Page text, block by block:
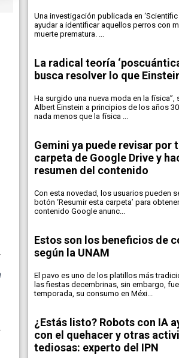
Una investigación publicada en
ayudar a identificar aquellos perros con
muerte prematura. ...
La radical teoría
busca resolver lo que
Ha surgido una nueva moda en la física”,
Albert Einstein a principios de los años
nada menos que la física ...
Gemini ya puede revisar por
carpeta de Google Drive y
resumen del contenido
Con esta novedad, los usuarios pueden
botón ‘Resumir esta carpeta’ para
contenido Google anunc...
Estos son los beneficios de
según la UNAM
El pavo es uno de los platillos más
las fiestas decembrinas, sin embargo,
temporada, su consumo en Méxi...
¿Estás listo? Robots con IA
con el quehacer y otras
tediosas: experto del IPN